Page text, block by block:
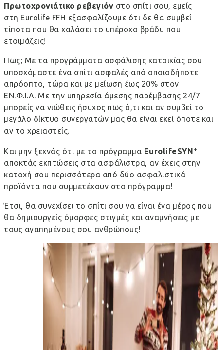
Πρωτοχρονιάτικο ρεβεγιόν στο σπίτι σου, εμείς
στη Eurolife FFH εξασφαλίζουμε ότι δε θα συμβεί
τίποτα που θα χαλάσει το υπέροχο βράδυ που
ετοιμάζεις!
Πως; Με τα προγράμματα ασφάλισης κατοικίας σου
υποσχόμαστε ένα σπίτι ασφαλές από οποιοδήποτε
απρόοπτο, τώρα και με μείωση έως 20% στον
ΕΝ.Φ.Ι.Α. Με την υπηρεσία άμεσης παρέμβασης 24/7
μπορείς να νιώθεις ήσυχος πως ό,τι και αν συμβεί το
μεγάλο δίκτυο συνεργατών μας θα είναι εκεί όποτε και
αν το χρειαστείς.
Και μην ξεχνάς ότι με το πρόγραμμα EurolifeSYN+
αποκτάς εκπτώσεις στα ασφάλιστρα, αν έχεις στην
κατοχή σου περισσότερα από δύο ασφαλιστικά
προϊόντα που συμμετέχουν στο πρόγραμμα!
Έτσι, θα συνεχίσει το σπίτι σου να είναι ένα μέρος που
θα δημιουργείς όμορφες στιγμές και αναμνήσεις με
τους αγαπημένους σου ανθρώπους!